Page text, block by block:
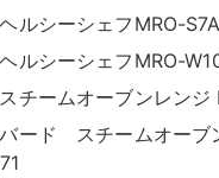
ルシーシェフMRO-S7A
ルシーシェフMRO-
チームオーブンレンジ
ード スチームオーブ